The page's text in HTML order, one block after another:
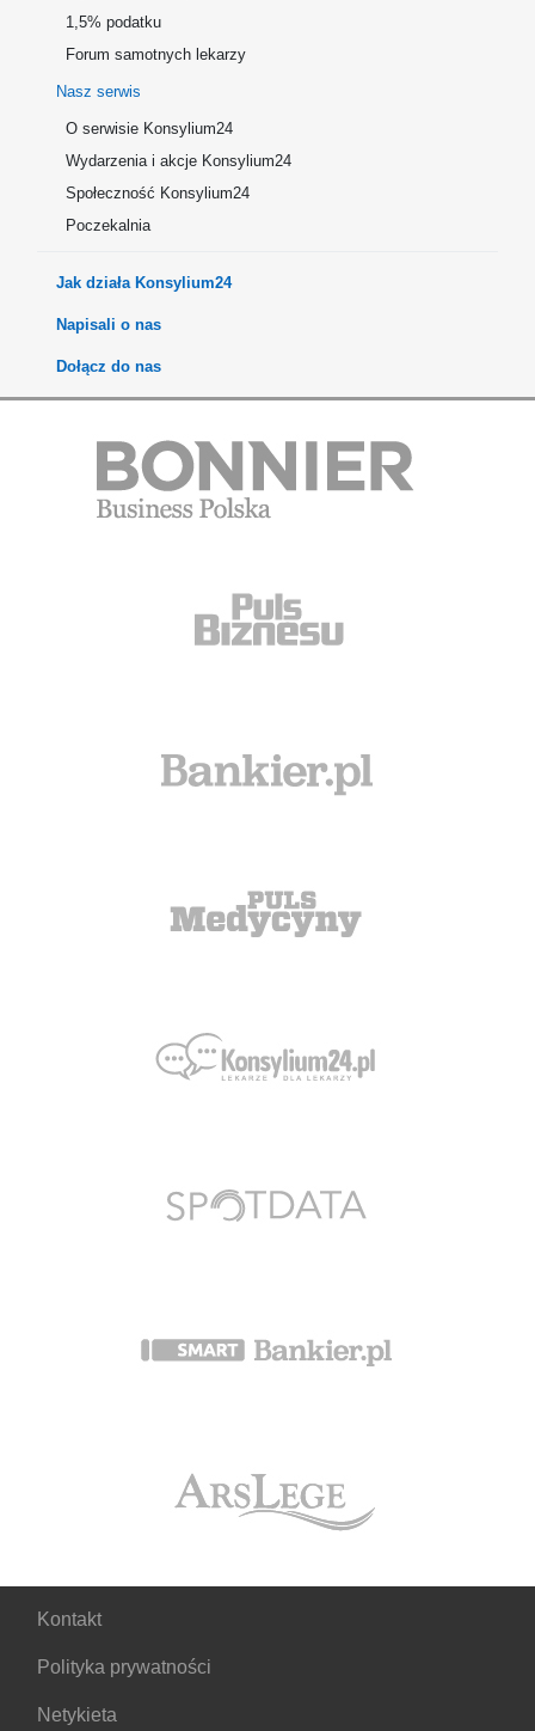
1,5% podatku
Forum samotnych lekarzy
Nasz serwis
O serwisie Konsylium24
Wydarzenia i akcje Konsylium24
Społeczność Konsylium24
Poczekalnia
Jak działa Konsylium24
Napisali o nas
Dołącz do nas
Kontakt
Polityka prywatności
Netykieta